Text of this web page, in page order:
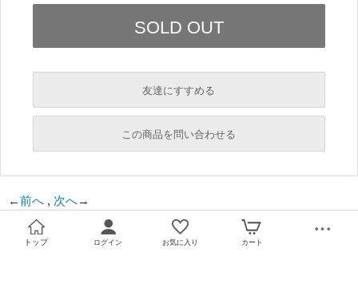
友達にすすめる
必須
この商品を問い合わせる
必須
←前へ , 次へ→
トップ ログイン お気に入り カート